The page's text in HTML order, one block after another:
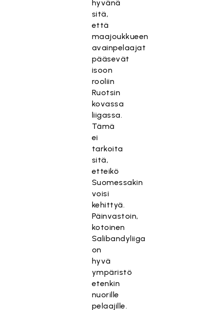
hyvänä
sitä,
että
maajoukkueen
avainpelaajat
pääsevät
isoon
rooliin
Ruotsin
kovassa
liigassa.
Tämä
ei
tarkoita
sitä,
etteikö
Suomessakin
voisi
kehittyä.
Päinvastoin,
kotoinen
Salibandyliiga
on
hyvä
ympäristö
etenkin
nuorille
pelaajille.